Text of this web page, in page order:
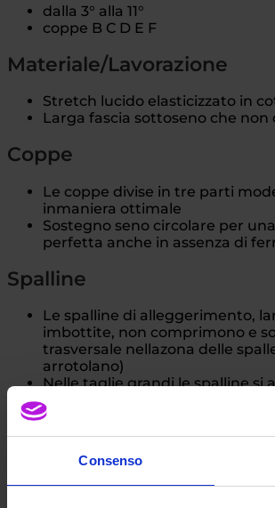
Consenso
dalla 3° alla 11°
coppe B C D E F
Materiale/Lavorazione
Stretch lucido elasticizzato in
Larga fascia sottoseno che
Coppe
Le coppe divise in tre parti
inmaniera ottimale
Sostegno seno circolare per
perfetta anche in assenza di
Spalline
Le spalline di alleggerimento,
imbottite, non comprimono e
trasversale nellazona delle
arrotolano)
Nelle taglie grandi le spalline si
Le larghe spalline sono elastiche
siconformano senza regolatori
altezzedel corpo